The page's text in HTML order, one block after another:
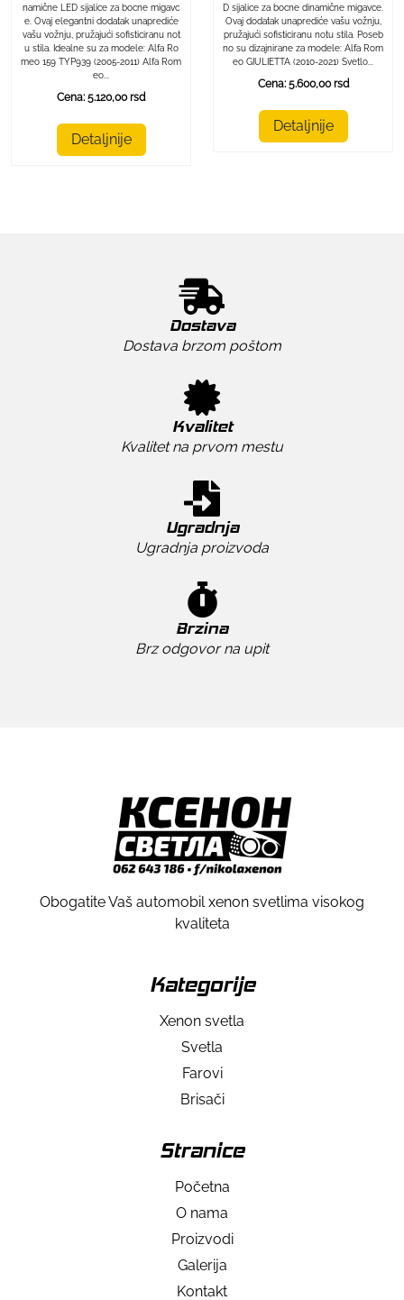
namične LED sijalice za bocne migavc
e. Ovaj elegantni dodatak unaprediće
vašu vožnju, pružajući sofisticiranu not
u stila. Idealne su za modele: Alfa Ro
meo 159 TYP939 (2005-2011) Alfa Rom
eo...
Cena: 5.120,00 rsd
Detaljnije
D sijalice za bocne dinamične migavce.
Ovaj dodatak unaprediće vašu vožnju,
pružajući sofisticiranu notu stila. Poseb
no su dizajnirane za modele: Alfa Rom
eo GIULIETTA (2010-2021) Svetlo...
Cena: 5.600,00 rsd
Detaljnije
Dostava
Dostava brzom poštom
Kvalitet
Kvalitet na prvom mestu
Ugradnja
Ugradnja proizvoda
Brzina
Brz odgovor na upit
Obogatite Vaš automobil xenon svetlima visokog
kvaliteta
Kategorije
Xenon svetla
Svetla
Farovi
Brisači
Stranice
Početna
O nama
Proizvodi
Galerija
Kontakt